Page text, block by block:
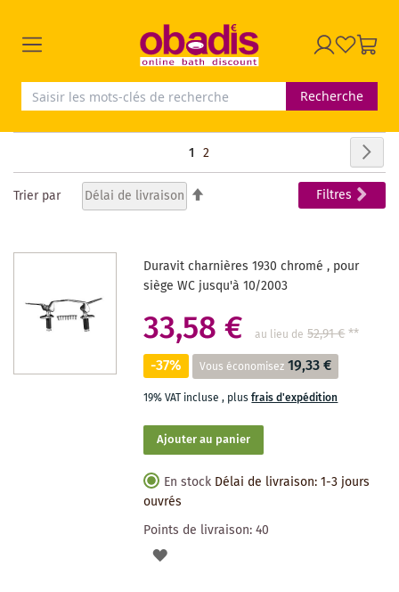
Recherche
Page
Vous
page
1 Page
2
Trier par Filtres
Duravit charnières 1930 chromé , pour
siège WC jusqu'à 10/2003
33,58 € au lieu de 52,91 €**
-37% Vous économisez 19,33 €
19% VAT incluse, plusfrais d'expédition
Ajouter au panier
En stock Délai de livraison: 1-3 jours
ouvrés
Points de livraison:40
AJOUTER